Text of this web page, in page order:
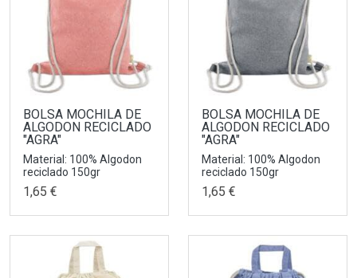
BOLSA MOCHILA DE
ALGODON RECICLADO
"AGRA"
Material: 100% Algodon
reciclado 150gr
1,65 €
BOLSA MOCHILA DE
ALGODON RECICLADO
"AGRA"
Material: 100% Algodon
reciclado 150gr
1,65 €